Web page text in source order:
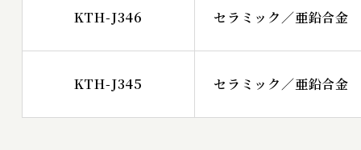
KTH-J346 セラミック／亜鉛合金
KTH-J345 セラミック／亜鉛合金